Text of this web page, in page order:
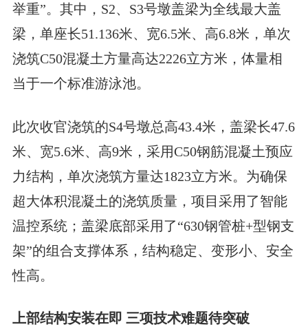
举重”。其中，S2、S3号墩盖梁为全线最大盖
梁，单座长51.136米、宽6.5米、高6.8米，单次
浇筑C50混凝土方量高达2226立方米，体量相
当于一个标准游泳池。
此次收官浇筑的S4号墩总高43.4米，盖梁长47.6
米、宽5.6米、高9米，采用C50钢筋混凝土预应
力结构，单次浇筑方量达1823立方米。为确保
超大体积混凝土的浇筑质量，项目采用了智能
温控系统；盖梁底部采用了“630钢管桩+型钢支
架”的组合支撑体系，结构稳定、变形小、安全
性高。
上部结构安装在即 三项技术难题待突破